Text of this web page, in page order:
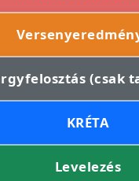
(csak
KRÉTA
Levelezés